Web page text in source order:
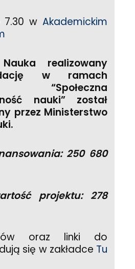
7.30 w Akademickim
realizowany
w ramach
“Społeczna
nauki” został
przez Ministerstwo
250 680
projektu: 278
oraz linki do
się w zakładce Tu